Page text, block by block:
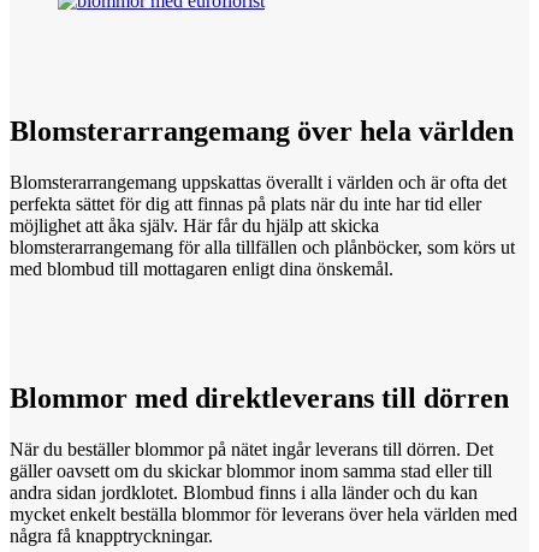
Blomsterarrangemang över hela världen
Blomsterarrangemang uppskattas överallt i världen och är ofta det
perfekta sättet för dig att finnas på plats när du inte har tid eller
möjlighet att åka själv. Här får du hjälp att skicka
blomsterarrangemang för alla tillfällen och plånböcker, som körs ut
med blombud till mottagaren enligt dina önskemål.
Blommor med direktleverans till dörren
När du beställer blommor på nätet ingår leverans till dörren. Det
gäller oavsett om du skickar blommor inom samma stad eller till
andra sidan jordklotet. Blombud finns i alla länder och du kan
mycket enkelt beställa blommor för leverans över hela världen med
några få knapptryckningar.